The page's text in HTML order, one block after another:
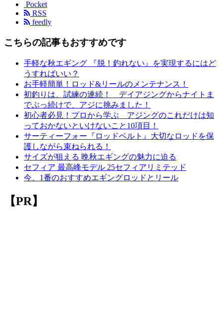
Pocket
RSS
feedly
こちらの記事もおすすめです
手軽な秋エギング 『脱！釣れない』を実現するにはど
うすればいい？
お手軽簡単！ロッド&リールのメンテナンス！
初釣りは、試練の連続！ デイアジングからナイトま
でぶっ続けで、アジに挑みました！
初心者必見！プロから学ぶ アジングのこれだけは知
っておかないといけないこと10項目！
サーティーフォー『ロッドベルト』大切なロッドを保
護しながら束ねられる！
サイズが狙える 晩秋エギングの魅力に迫る
セフィア 最高峰モデル 25セフィアリミテッド
今、1番のおすすめエギングロッドとリール
【PR】